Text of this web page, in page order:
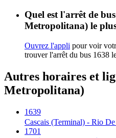
Quel est l'arrêt de
Metropolitana) le
Ouvrez l'appli pour voir
trouver l'arrêt du bus 1638
Autres horaires et
Metropolitana)
1639
Cascais (Terminal) - Rio
1701